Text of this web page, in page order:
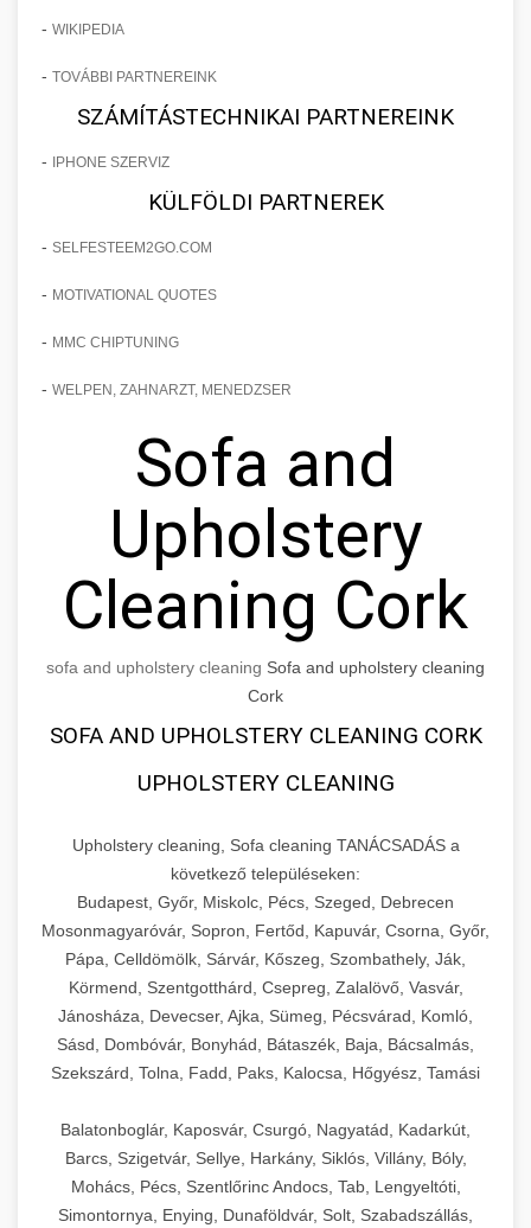
- WIKIPEDIA
- TOVÁBBI PARTNEREINK
SZÁMÍTÁSTECHNIKAI PARTNEREINK
- IPHONE SZERVIZ
KÜLFÖLDI PARTNEREK
- SELFESTEEM2GO.COM
- MOTIVATIONAL QUOTES
- MMC CHIPTUNING
- WELPEN, ZAHNARZT, MENEDZSER
Sofa and
Upholstery
Cleaning Cork
sofa and upholstery cleaning Sofa and upholstery cleaning
Cork
SOFA AND UPHOLSTERY CLEANING CORK
UPHOLSTERY CLEANING
Upholstery cleaning, Sofa cleaning TANÁCSADÁS a
következő településeken:
Budapest, Győr, Miskolc, Pécs, Szeged, Debrecen
Mosonmagyaróvár, Sopron, Fertőd, Kapuvár, Csorna, Győr,
Pápa, Celldömölk, Sárvár, Kőszeg, Szombathely, Ják,
Körmend, Szentgotthárd, Csepreg, Zalalövő, Vasvár,
Jánosháza, Devecser, Ajka, Sümeg, Pécsvárad, Komló,
Sásd, Dombóvár, Bonyhád, Bátaszék, Baja, Bácsalmás,
Szekszárd, Tolna, Fadd, Paks, Kalocsa, Hőgyész, Tamási
Balatonboglár, Kaposvár, Csurgó, Nagyatád, Kadarkút,
Barcs, Szigetvár, Sellye, Harkány, Siklós, Villány, Bóly,
Mohács, Pécs, Szentlőrinc Andocs, Tab, Lengyeltóti,
Simontornya, Enying, Dunaföldvár, Solt, Szabadszállás,